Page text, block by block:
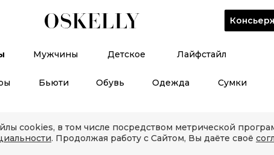
Мужчины Детское Лайфстайл
Бьюти Обувь Одежда Сумки
cookies, в том числе посредством метрической
. Продолжая работу с Сайтом, Вы даёте своё